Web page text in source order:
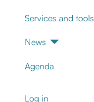
Services and tools
News
Agenda
Log in